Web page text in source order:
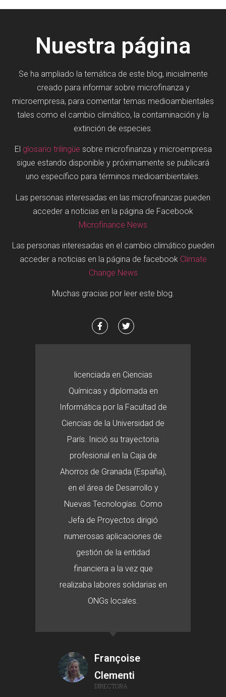
Nuestra página
Se ha ampliado la temática de este blog, inicialmente
creado para informar sobre microfinanza y
microempresa, para comentar temas medioambientales
tales como el cambio climático, la contaminación y la
extinción de especies.
El glosario trilingüe sobre microfinanza y microempresa
sigue estando disponible y próximamente se publicará
uno específico para términos medioambientales.
Las personas interesadas en las microfinanzas pueden
acceder a noticias en la página de Facebook
Microfinance News
Las personas interesadas en el cambio climático pueden
acceder a noticias en la página de facebook Climate
Change News
Muchas gracias por leer este blog.
licenciada en Ciencias
Químicas y diplomada en
Informática por la Facultad de
Ciencias de la Universidad de
París. Inició su trayectoria
profesional en la Caja de
Ahorros de Granada (España),
en el área de Desarrollo y
Nuevas Tecnologías. Como
Jefa de Proyectos dirigió
numerosas aplicaciones de
gestión de la entidad
financiera a la vez que
realizaba labores solidarias en
ONGs locales.
Françoise
Clementi
DIRECTORA